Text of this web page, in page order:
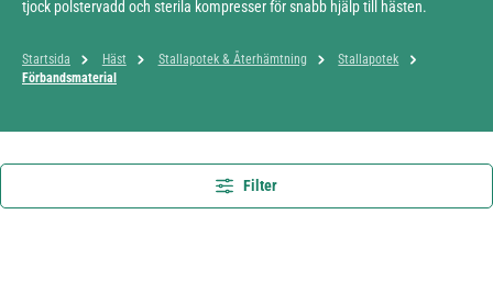
tjock polstervadd och sterila kompresser för snabb hjälp till hästen.
Startsida Häst Stallapotek & Återhämtning
Stallapotek
Förbandsmaterial
Filter